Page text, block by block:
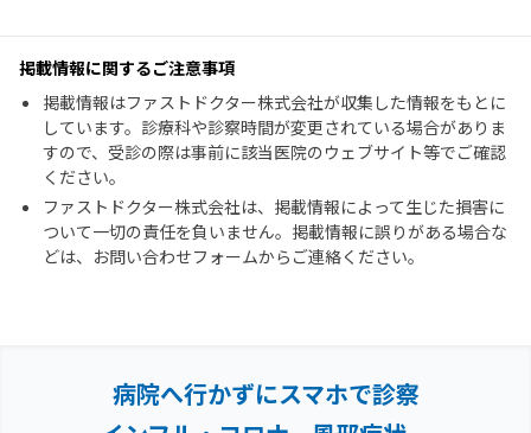
掲載情報に関するご注意事項
掲載情報はファストドクター株式会社が収集した情報をもとに
しています。診療科や診察時間が変更されている場合がありま
すので、受診の際は事前に該当医院のウェブサイト等でご確認
ください。
ファストドクター株式会社は、掲載情報によって生じた損害に
ついて一切の責任を負いません。掲載情報に誤りがある場合な
どは、お問い合わせフォームからご連絡ください。
病院へ行かずにスマホで診察